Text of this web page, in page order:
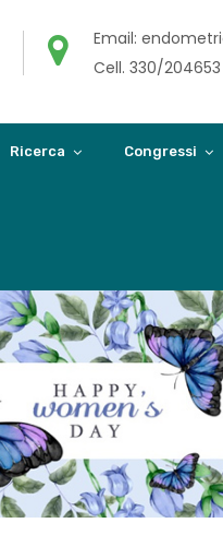
Email:
Cell. 330/204653
Ricerca Congressi